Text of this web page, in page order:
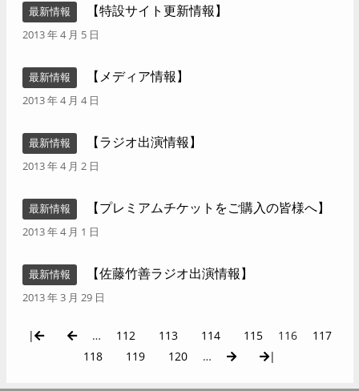
最新情報 【特設サイト更新情報】
2013 年 4 月 5 日
最新情報 【メディア情報】
2013 年 4 月 4 日
最新情報 【ラジオ出演情報】
2013 年 4 月 2 日
最新情報 【プレミアムチケットをご購入の皆様へ】
2013 年 4 月 1 日
最新情報 【佐藤竹善ラジオ出演情報】
2013 年 3 月 29 日
| … 112 113 114 115 116
117
118
119 120 … |